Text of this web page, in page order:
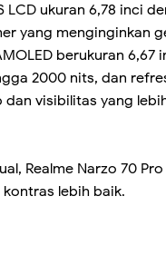
LCD ukuran 6,78 inci
yang menginginkan
berukuran 6,67
2000 nits, dan
visibilitas yang
Realme Narzo 70
lebih baik.